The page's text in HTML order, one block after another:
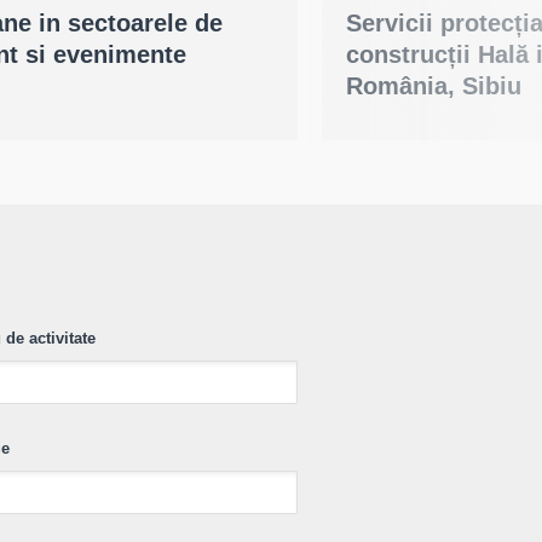
in sectoarele de
si evenimente
Servicii
construcții Hală
România, Sibiu
de activitate